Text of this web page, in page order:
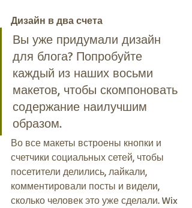
Дизайн в два счета
Вы уже придумали дизайн
для блога? Попробуйте
каждый из наших восьми
макетов, чтобы скомпоновать
содержание наилучшим
образом.
Во все макеты встроены кнопки и
счетчики социальных сетей, чтобы
посетители делились, лайкали,
комментировали посты и видели,
сколько человек это уже сделали. Wix